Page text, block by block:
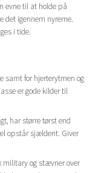
evne til at holde på
det igennem nyrerne.
i tide.
samt for hjerterytmen og
er gode kilder til
har større tørst end
opstår sjældent. Giver
military og stævner over